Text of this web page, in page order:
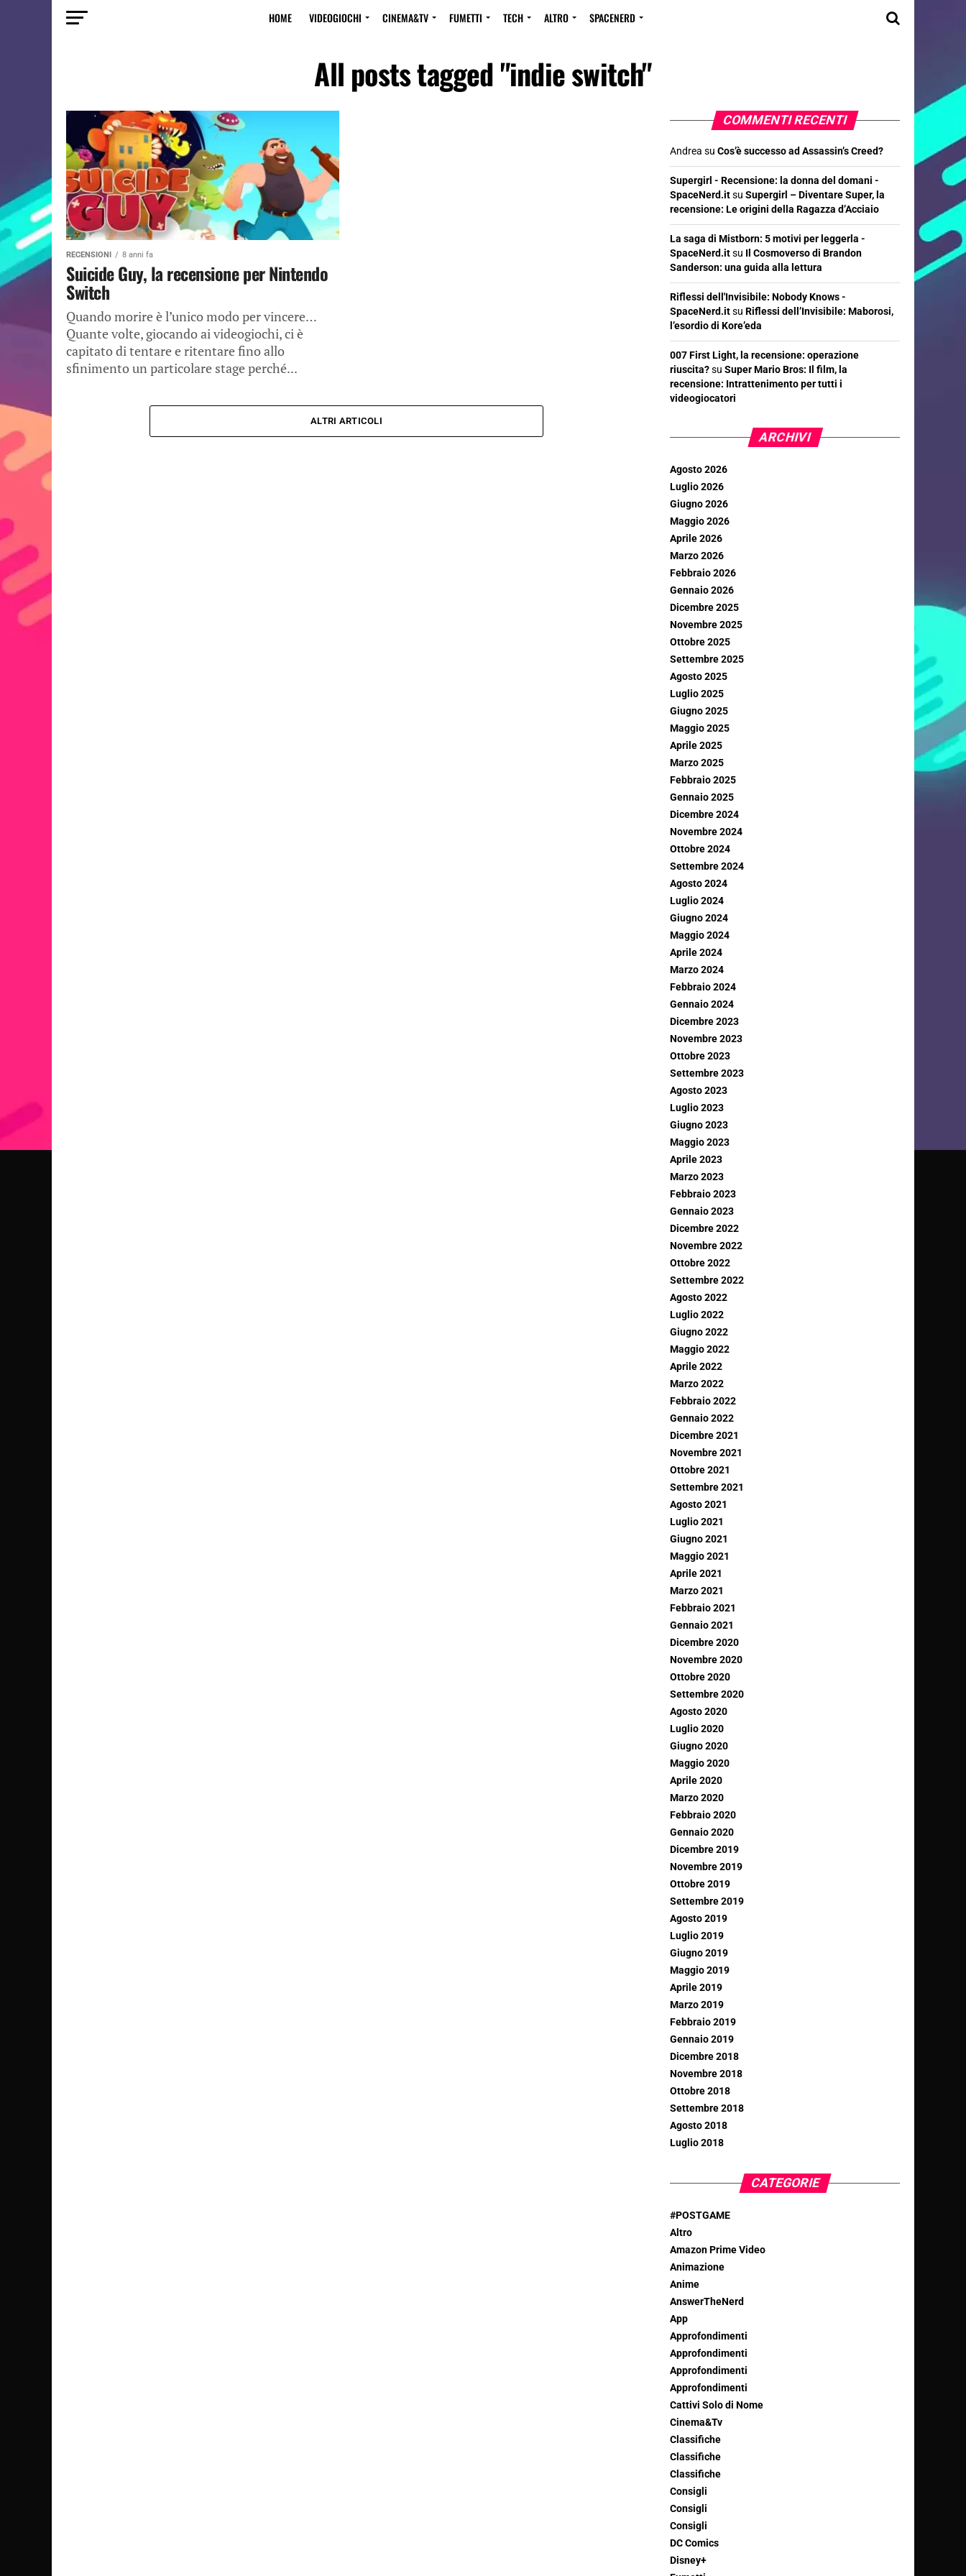
HOME VIDEOGIOCHI CINEMA&TV FUMETTI TECH ALTRO SPACENERD
All posts tagged "indie switch"
RECENSIONI 8 anni fa
Suicide Guy, la recensione per Nintendo
Switch
Quando morire è l’unico modo per vincere…
Quante volte, giocando ai videogiochi, ci è
capitato di tentare e ritentare fino allo
sfinimento un particolare stage perché...
ALTRI ARTICOLI
COMMENTI RECENTI
Andrea su Cos’è successo ad Assassin’s Creed?
Supergirl - Recensione: la donna del domani -
SpaceNerd.itsu Supergirl – Diventare Super, la
recensione: Le origini della Ragazza d’Acciaio
La saga di Mistborn: 5 motivi per leggerla -
SpaceNerd.itsu Il Cosmoverso di Brandon
Sanderson: una guida alla lettura
Riflessi dell'Invisibile: Nobody Knows -
SpaceNerd.itsu Riflessi dell’Invisibile: Maborosi,
l’esordio di Kore’eda
007 First Light, la recensione: operazione
riuscita?su Super Mario Bros: Il film, la
recensione: Intrattenimento per tutti i
videogiocatori
ARCHIVI
Agosto 2026
Luglio 2026
Giugno 2026
Maggio 2026
Aprile 2026
Marzo 2026
Febbraio 2026
Gennaio 2026
Dicembre 2025
Novembre 2025
Ottobre 2025
Settembre 2025
Agosto 2025
Luglio 2025
Giugno 2025
Maggio 2025
Aprile 2025
Marzo 2025
Febbraio 2025
Gennaio 2025
Dicembre 2024
Novembre 2024
Ottobre 2024
Settembre 2024
Agosto 2024
Luglio 2024
Giugno 2024
Maggio 2024
Aprile 2024
Marzo 2024
Febbraio 2024
Gennaio 2024
Dicembre 2023
Novembre 2023
Ottobre 2023
Settembre 2023
Agosto 2023
Luglio 2023
Giugno 2023
Maggio 2023
Aprile 2023
Marzo 2023
Febbraio 2023
Gennaio 2023
Dicembre 2022
Novembre 2022
Ottobre 2022
Settembre 2022
Agosto 2022
Luglio 2022
Giugno 2022
Maggio 2022
Aprile 2022
Marzo 2022
Febbraio 2022
Gennaio 2022
Dicembre 2021
Novembre 2021
Ottobre 2021
Settembre 2021
Agosto 2021
Luglio 2021
Giugno 2021
Maggio 2021
Aprile 2021
Marzo 2021
Febbraio 2021
Gennaio 2021
Dicembre 2020
Novembre 2020
Ottobre 2020
Settembre 2020
Agosto 2020
Luglio 2020
Giugno 2020
Maggio 2020
Aprile 2020
Marzo 2020
Febbraio 2020
Gennaio 2020
Dicembre 2019
Novembre 2019
Ottobre 2019
Settembre 2019
Agosto 2019
Luglio 2019
Giugno 2019
Maggio 2019
Aprile 2019
Marzo 2019
Febbraio 2019
Gennaio 2019
Dicembre 2018
Novembre 2018
Ottobre 2018
Settembre 2018
Agosto 2018
Luglio 2018
CATEGORIE
#POSTGAME
Altro
Amazon Prime Video
Animazione
Anime
AnswerTheNerd
App
Approfondimenti
Approfondimenti
Approfondimenti
Approfondimenti
Cattivi Solo di Nome
Cinema&Tv
Classifiche
Classifiche
Classifiche
Consigli
Consigli
Consigli
DC Comics
Disney+